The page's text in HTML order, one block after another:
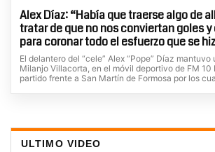
Alex Díaz: “Había que traerse algo de
tratar de que no nos conviertan goles
para coronar todo el esfuerzo que se
El delantero del “cele” Alex “Pope” Díaz mantuvo
Milanjo Villacorta, en el móvil deportivo de FM 10
partido frente a San Martín de Formosa por los
ULTIMO VIDEO